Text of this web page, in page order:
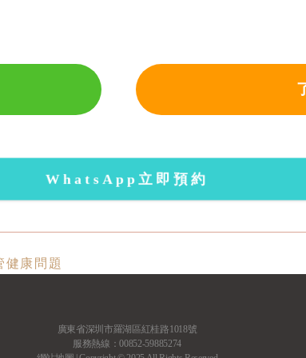
WhatsApp立即預約
康問題
廣東省深圳市羅湖區紅桂路1018號
服務熱線：00852-59885274